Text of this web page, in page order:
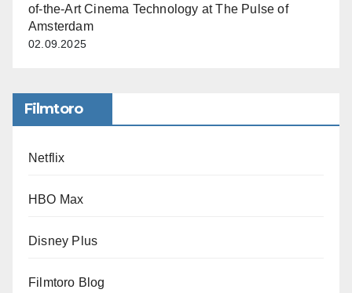
of-the-Art Cinema Technology at The Pulse of
Amsterdam
02.09.2025
Filmtoro
Netflix
HBO Max
Disney Plus
Filmtoro Blog